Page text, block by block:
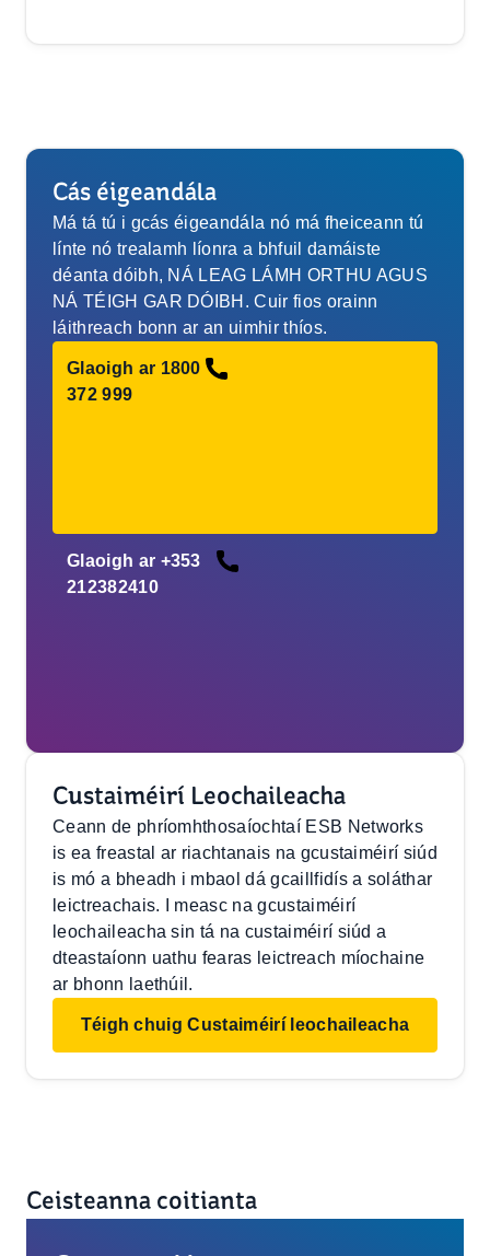
Cás éigeandála
Má tá tú i gcás éigeandála nó má fheiceann tú
línte nó trealamh líonra a bhfuil damáiste
déanta dóibh, NÁ LEAG LÁMH ORTHU AGUS
NÁ TÉIGH GAR DÓIBH. Cuir fios orainn
láithreach bonn ar an uimhir thíos.
Glaoigh ar 1800
372 999
Glaoigh ar +353
212382410
Custaiméirí Leochaileacha
Ceann de phríomhthosaíochtaí ESB Networks
is ea freastal ar riachtanais na gcustaiméirí siúd
is mó a bheadh i mbaol dá gcaillfidís a soláthar
leictreachais. I measc na gcustaiméirí
leochaileacha sin tá na custaiméirí siúd a
dteastaíonn uathu fearas leictreach míochaine
ar bhonn laethúil.
Téigh chuig Custaiméirí leochaileacha
Ceisteanna coitianta